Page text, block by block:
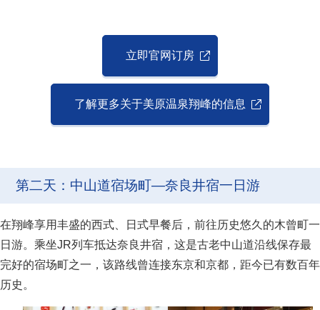
立即官网订房
了解更多关于美原温泉翔峰的信息
第二天：中山道宿场町—奈良井宿一日游
在翔峰享用丰盛的西式、日式早餐后，前往历史悠久的木曾町一
日游。乘坐JR列车抵达奈良井宿，这是古老中山道沿线保存最
完好的宿场町之一，该路线曾连接东京和京都，距今已有数百年
历史。